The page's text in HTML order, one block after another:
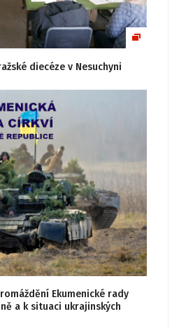
diecéze v Nesuchyni
Ekumenické rady
a k situaci ukrajinských